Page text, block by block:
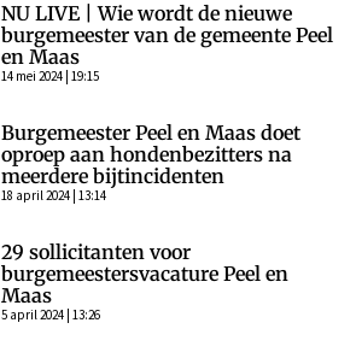
NU LIVE | Wie wordt de nieuwe
burgemeester van de gemeente Peel
en Maas
14 mei 2024 | 19:15
Burgemeester Peel en Maas doet
oproep aan hondenbezitters na
meerdere bijtincidenten
18 april 2024 | 13:14
29 sollicitanten voor
burgemeestersvacature Peel en
Maas
5 april 2024 | 13:26